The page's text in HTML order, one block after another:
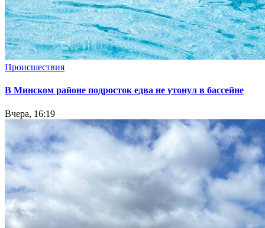
Происшествия
В Минском районе подросток едва не утонул в бассейне
Вчера, 16:19